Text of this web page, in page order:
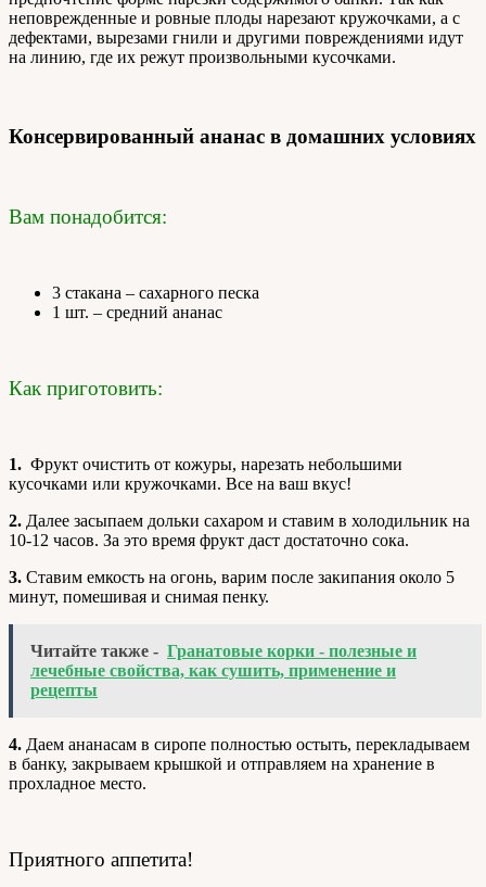
неповрежденные и ровные плоды нарезают кружочками, а с
дефектами, вырезами гнили и другими повреждениями идут
на линию, где их режут произвольными кусочками.
Консервированный ананас в домашних условиях
Вам понадобится:
3 стакана – сахарного песка
1 шт. – средний ананас
Как приготовить:
1. Фрукт очистить от кожуры, нарезать небольшими
кусочками или кружочками. Все на ваш вкус!
2. Далее засыпаем дольки сахаром и ставим в холодильник на
10-12 часов. За это время фрукт даст достаточно сока.
3. Ставим емкость на огонь, варим после закипания около 5
минут, помешивая и снимая пенку.
Читайте также - Гранатовые корки - полезные и
лечебные свойства, как сушить, применение и
рецепты
4. Даем ананасам в сиропе полностью остыть, перекладываем
в банку, закрываем крышкой и отправляем на хранение в
прохладное место.
Приятного аппетита!